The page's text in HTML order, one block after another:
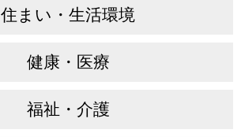
住まい・生活環境
健康・医療
福祉・介護